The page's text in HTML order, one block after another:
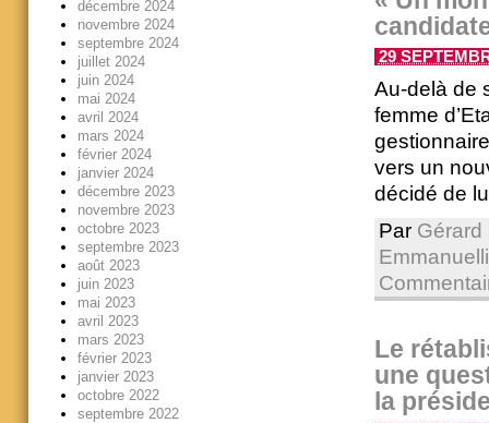
29
Au-delà de
femme
vers un
décidé de
Par Gérard
Emmanuelli
Le
une
la
décembre 2024
novembre 2024
septembre 2024
juillet 2024
juin 2024
mai 2024
avril 2024
mars 2024
février 2024
janvier 2024
décembre 2023
novembre 2023
octobre 2023
septembre 2023
août 2023
juin 2023
mai 2023
avril 2023
mars 2023
février 2023
janvier 2023
octobre 2022
septembre 2022